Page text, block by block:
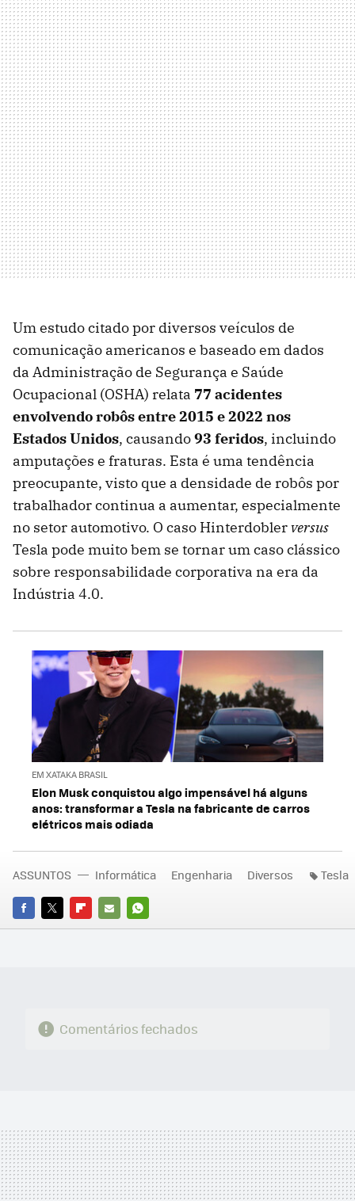
Um estudo citado por diversos veículos de
comunicação americanos e baseado em dados
da Administração de Segurança e Saúde
Ocupacional (OSHA) relata 77 acidentes
envolvendo robôs entre 2015 e 2022 nos
Estados Unidos, causando93 feridos, incluindo
amputações e fraturas. Esta é uma tendência
preocupante, visto que a densidade de robôs por
trabalhador continua a aumentar, especialmente
no setor automotivo. O caso Hinterdoblerversus
Tesla pode muito bem se tornar um caso clássico
sobre responsabilidade corporativa na era da
Indústria 4.0.
EM XATAKA BRASIL
Elon Musk conquistou algo impensável há alguns
anos: transformar a Tesla na fabricante de carros
elétricos mais odiada
FACEBOOK
TWITTERFLIPBOARD
E-
WHATSAPP
ASSUNTOS Informática Engenharia Diversos Tesla
Comentários fechados